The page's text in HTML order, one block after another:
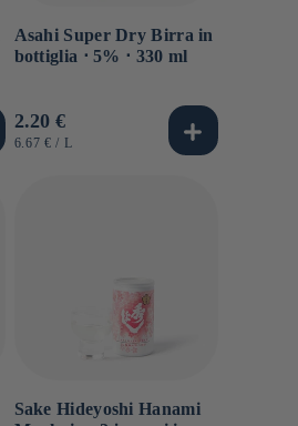
Asahi Super Dry Birra in
bottiglia ⋅ 5% ⋅ 330 ml
Prezzo
di
2.20 €
PREZZO
6.67 € / PER
L
Sake Hideyoshi Hanami